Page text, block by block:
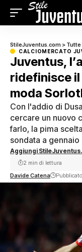
StileJuventus.com >
CALCIOMERCATO
Juventus,
ridefinisce
moda
Con l'addio di
cercare un nuovo
farlo, la pima
sondata a gennaio
Aggiungi
Davide Catena
2 min di lettura